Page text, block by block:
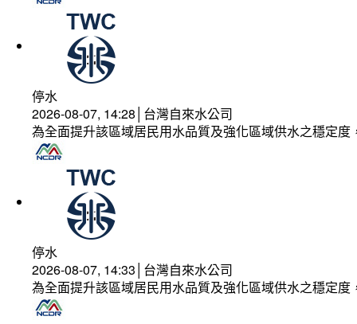
停水
2026-08-07, 14:28│台灣自來水公司
為全面提升該區域居民用水品質及強化區域供水之穩定
停水
2026-08-07, 14:33│台灣自來水公司
為全面提升該區域居民用水品質及強化區域供水之穩定